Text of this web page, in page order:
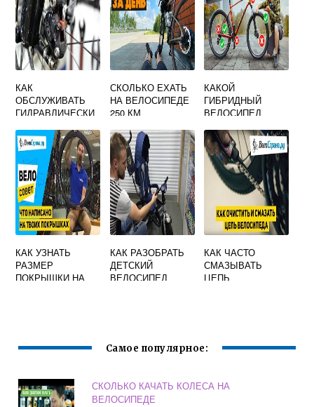
КАК
ОБСЛУЖИВАТЬ
ГИДРАВЛИЧЕСКИ
ВЕЛОСИПЕДЕ
СКОЛЬКО ЕХАТЬ
НА ВЕЛОСИПЕДЕ
250 КМ
КАКОЙ
ГИБРИДНЫЙ
ВЕЛОСИПЕД
КАК УЗНАТЬ
РАЗМЕР
ПОКРЫШКИ НА
КАК РАЗОБРАТЬ
ДЕТСКИЙ
ВЕЛОСИПЕД
КАК ЧАСТО
СМАЗЫВАТЬ
ЦЕПЬ
Самое популярное:
СКОЛЬКО КАЧАТЬ КОЛЕСА НА
ВЕЛОСИПЕДЕ